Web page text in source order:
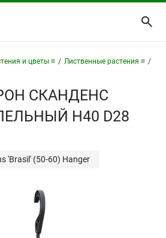
и цветы ≡ / Лиственные растения ≡ /
СКАНДЕНС
H40 D28
'Brasil' (50-60) Hanger